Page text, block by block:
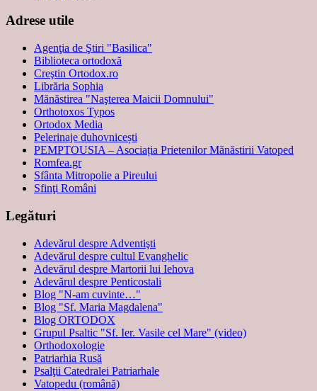
Adrese utile
Agenţia de Ştiri "Basilica"
Biblioteca ortodoxă
Creştin Ortodox.ro
Librăria Sophia
Mănăstirea "Naşterea Maicii Domnului"
Orthotoxos Typos
Ortodox Media
Pelerinaje duhovnicești
PEMPTOUSIA – Asociația Prietenilor Mănăstirii Vatoped
Romfea.gr
Sfânta Mitropolie a Pireului
Sfinţi Români
Legături
Adevărul despre Adventişti
Adevărul despre cultul Evanghelic
Adevărul despre Martorii lui Iehova
Adevărul despre Penticostali
Blog "N-am cuvinte…"
Blog "Sf. Maria Magdalena"
Blog ORTODOX
Grupul Psaltic "Sf. Ier. Vasile cel Mare" (video)
Orthodoxologie
Patriarhia Rusă
Psalţii Catedralei Patriarhale
Vatopedu (română)